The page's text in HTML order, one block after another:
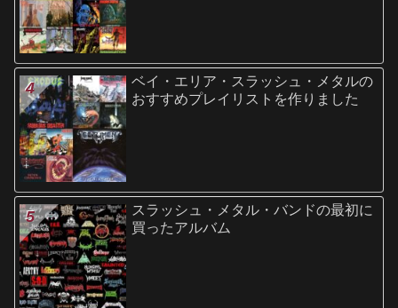
ベイ・エリア・スラッシュ・メタルの
おすすめプレイリストを作りました
スラッシュ・メタル・バンドの最初に
買ったアルバム